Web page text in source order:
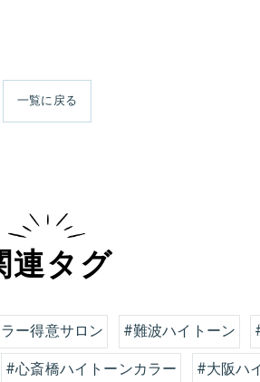
一覧に戻る
連タグ
ー得意サロン #難波ハイトーン
#心斎橋ハイトーンカラー
#大阪ハ